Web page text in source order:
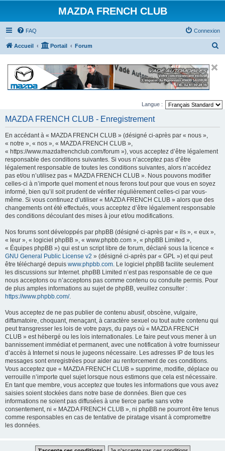
MAZDA FRENCH CLUB
FAQ Connexion
Accueil Portail Forum
r
Langue :
MAZDA FRENCH CLUB - Enregistrement
En accédant à « MAZDA FRENCH CLUB » (désigné ci-après par « nous »,
« notre », « nos », « MAZDA FRENCH CLUB »,
« https://www.mazdafrenchclub.com/forum »), vous acceptez d’être légalement
responsable des conditions suivantes. Si vous n’acceptez pas d’être
légalement responsable de toutes les conditions suivantes, alors n’accédez
pas et/ou n’utilisez pas « MAZDA FRENCH CLUB ». Nous pouvons modifier
celles-ci à n’importe quel moment et nous ferons tout pour que vous en soyez
informé, bien qu’il soit prudent de vérifier régulièrement celles-ci par vous-
même. Si vous continuez d’utiliser « MAZDA FRENCH CLUB » alors que des
changements ont été effectués, vous acceptez d’être légalement responsable
des conditions découlant des mises à jour et/ou modifications.
Nos forums sont développés par phpBB (désigné ci-après par « ils », « eux »,
« leur », « logiciel phpBB », « www.phpbb.com », « phpBB Limited »,
« Équipes phpBB ») qui est un script libre de forum, déclaré sous la licence «
GNU General Public License v2 » (désigné ci-après par « GPL ») et qui peut
être téléchargé depuis www.phpbb.com . Le logiciel phpBB facilite seulement
les discussions sur Internet. phpBB Limited n’est pas responsable de ce que
nous acceptons ou n’acceptons pas comme contenu ou conduite permis. Pour
de plus amples informations au sujet de phpBB, veuillez consulter :
https://www.phpbb.com/.
Vous acceptez de ne pas publier de contenu abusif, obscène, vulgaire,
diffamatoire, choquant, menaçant, à caractère sexuel ou tout autre contenu qui
peut transgresser les lois de votre pays, du pays où « MAZDA FRENCH
CLUB » est hébergé ou les lois internationales. Le faire peut vous mener à un
bannissement immédiat et permanent, avec une notification à votre fournisseur
d’accès à Internet si nous le jugeons nécessaire. Les adresses IP de tous les
messages sont enregistrées pour aider au renforcement de ces conditions.
Vous acceptez que « MAZDA FRENCH CLUB » supprime, modifie, déplace ou
verrouille n’importe quel sujet lorsque nous estimons que cela est nécessaire.
En tant que membre, vous acceptez que toutes les informations que vous avez
saisies soient stockées dans notre base de données. Bien que ces
informations ne soient pas diffusées à une tierce partie sans votre
consentement, ni « MAZDA FRENCH CLUB », ni phpBB ne pourront être tenus
comme responsables en cas de tentative de piratage visant à compromettre
les données.